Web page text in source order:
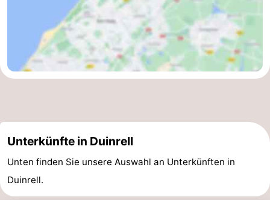
Unterkünfte in Duinrell
Unten finden Sie unsere Auswahl an Unterkünften in
Duinrell.